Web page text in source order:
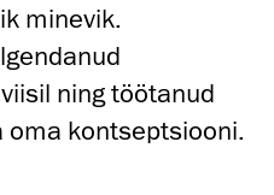
minevik.
ning töötanud
kontseptsiooni.